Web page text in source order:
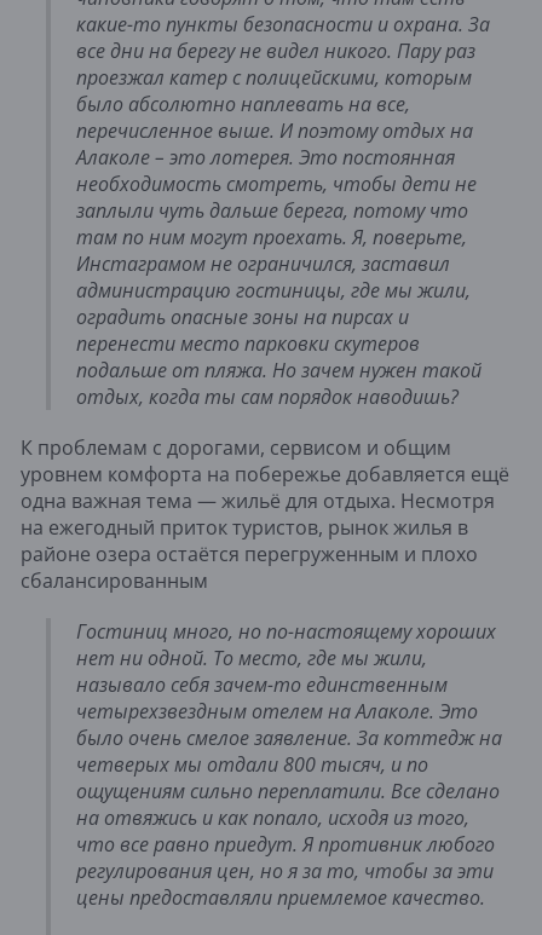
какие-то пункты безопасности и охрана. За
все дни на берегу не видел никого. Пару раз
проезжал катер с полицейскими, которым
было абсолютно наплевать на все,
перечисленное выше. И поэтому отдых на
Алаколе – это лотерея. Это постоянная
необходимость смотреть, чтобы дети не
заплыли чуть дальше берега, потому что
там по ним могут проехать. Я, поверьте,
Инстаграмом не ограничился, заставил
администрацию гостиницы, где мы жили,
оградить опасные зоны на пирсах и
перенести место парковки скутеров
подальше от пляжа. Но зачем нужен такой
отдых, когда ты сам порядок наводишь?
К проблемам с дорогами, сервисом и общим
уровнем комфорта на побережье добавляется ещё
одна важная тема — жильё для отдыха. Несмотря
на ежегодный приток туристов, рынок жилья в
районе озера остаётся перегруженным и плохо
сбалансированным
Гостиниц много, но по-настоящему хороших
нет ни одной. То место, где мы жили,
называло себя зачем-то единственным
четырехзвездным отелем на Алаколе. Это
было очень смелое заявление. За коттедж на
четверых мы отдали 800 тысяч, и по
ощущениям сильно переплатили. Все сделано
на отвяжись и как попало, исходя из того,
что все равно приедут. Я противник любого
регулирования цен, но я за то, чтобы за эти
цены предоставляли приемлемое качество.